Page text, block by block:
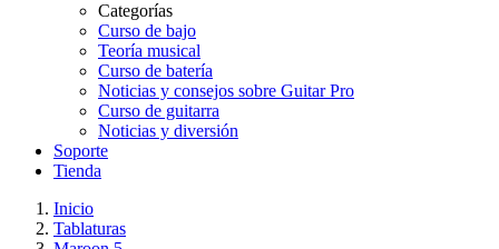
Categorías
Curso de bajo
Teoría musical
Curso de batería
Noticias y consejos sobre Guitar Pro
Curso de guitarra
Noticias y diversión
Soporte
Tienda
Inicio
Tablaturas